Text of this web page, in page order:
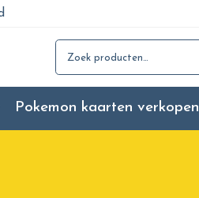
Search for:
Pokemon kaarten verkopen